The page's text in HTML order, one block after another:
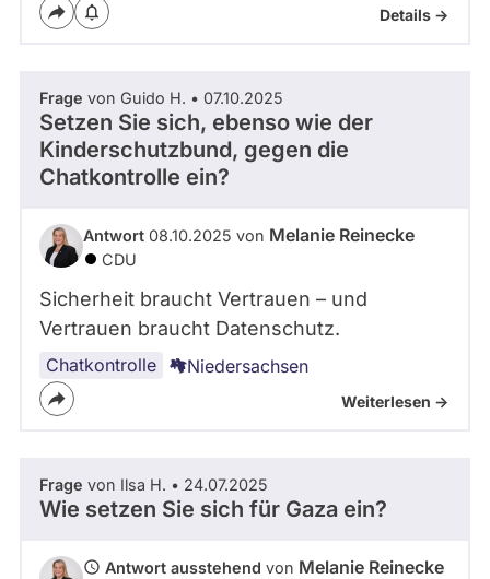
Details ->
Frage von Guido H. • 07.10.2025
Setzen Sie sich, ebenso wie der
Kinderschutzbund, gegen die
Chatkontrolle ein?
Antwort 08.10.2025 von Melanie Reinecke
CDU
Sicherheit braucht Vertrauen – und
Vertrauen braucht Datenschutz.
Chatkontrolle Niedersachsen
Weiterlesen ->
Frage von Ilsa H. • 24.07.2025
Wie setzen Sie sich für Gaza ein?
Antwort ausstehend von Melanie Reinecke